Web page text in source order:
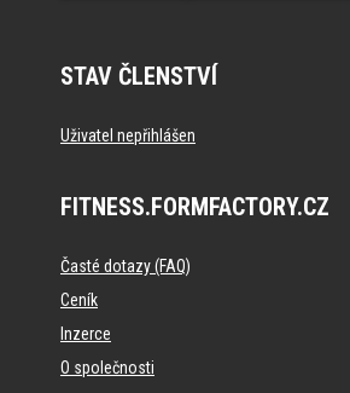
STAV ČLENSTVÍ
Uživatel nepřihlášen
FITNESS.FORMFACTORY.CZ
Časté dotazy (FAQ)
Ceník
Inzerce
O společnosti